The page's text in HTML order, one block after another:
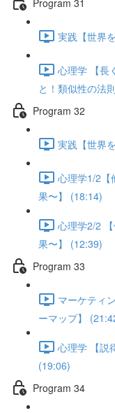
実践【世界
心理学 【長
と！類似性の法
Program 32
実践【世界
心理学1/2【
果〜】 (18:14)
心理学2/2
果〜】 (12:39)
Program 33
マーケティ
ーマップ】
心理学 【説
(19:06)
Program 34